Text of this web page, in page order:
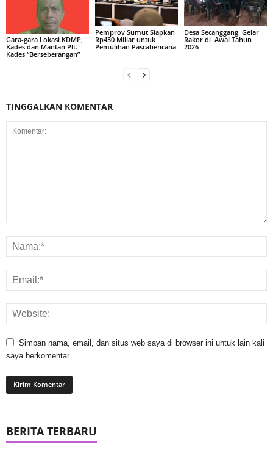
Gara-gara Lokasi KDMP,
Kades dan Mantan Plt.
Kades “Berseberangan”
Pemprov Sumut Siapkan
Rp430 Miliar untuk
Pemulihan Pascabencana
Desa Secanggang Gelar
Rakor di Awal Tahun
2026
TINGGALKAN KOMENTAR
Simpan nama, email, dan situs web saya di browser ini untuk lain kali
saya berkomentar.
BERITA TERBARU